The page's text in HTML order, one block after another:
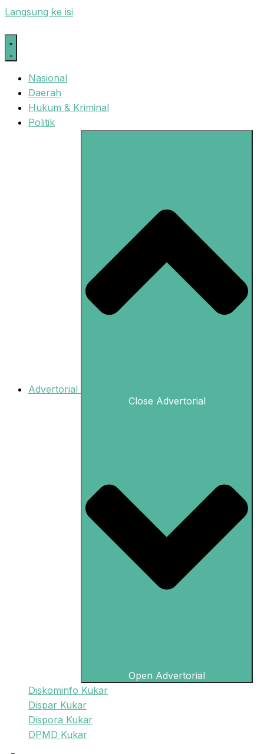
Langsung ke isi
Nasional
Daerah
Hukum & Kriminal
Politik
Advertorial
Close Advertorial
Open Advertorial
Diskominfo Kukar
Dispar Kukar
Dispora Kukar
DPMD Kukar